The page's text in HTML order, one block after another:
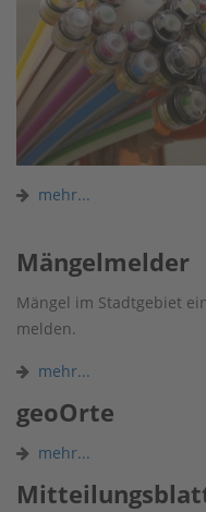
mehr...
Mängelmelder
Mängel im Stadtgebiet
melden.
mehr...
geoOrte
mehr...